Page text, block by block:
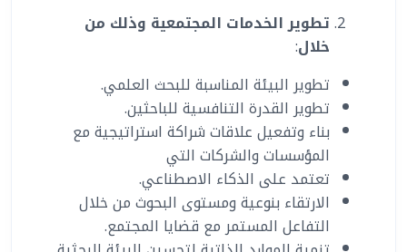
تطوير الخدمات المجتمعية وذلك من
خلال:
تطوير البيئة المناسبة للبحث العلمي.
تطوير القدرة التنافسية للباحثين.
بناء وتفعيل علاقات شراكة استراتيجية مع
المؤسسات والشركات التي
تعتمد على الذكاء الاصطناعي.
الارتقاء بنوعية ومستوى البحوث من خلال
التفاعل المستمر مع قضايا المجتمع.